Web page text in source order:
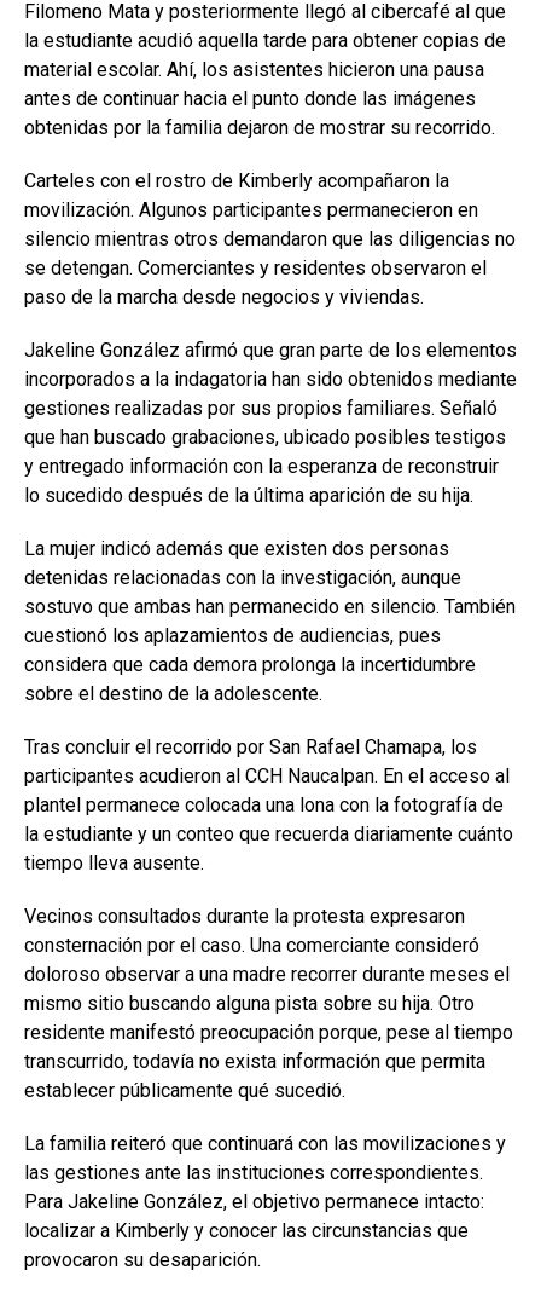
Filomeno Mata y posteriormente llegó al cibercafé al que
la estudiante acudió aquella tarde para obtener copias de
material escolar. Ahí, los asistentes hicieron una pausa
antes de continuar hacia el punto donde las imágenes
obtenidas por la familia dejaron de mostrar su recorrido.
Carteles con el rostro de Kimberly acompañaron la
movilización. Algunos participantes permanecieron en
silencio mientras otros demandaron que las diligencias no
se detengan. Comerciantes y residentes observaron el
paso de la marcha desde negocios y viviendas.
Jakeline González afirmó que gran parte de los elementos
incorporados a la indagatoria han sido obtenidos mediante
gestiones realizadas por sus propios familiares. Señaló
que han buscado grabaciones, ubicado posibles testigos
y entregado información con la esperanza de reconstruir
lo sucedido después de la última aparición de su hija.
La mujer indicó además que existen dos personas
detenidas relacionadas con la investigación, aunque
sostuvo que ambas han permanecido en silencio. También
cuestionó los aplazamientos de audiencias, pues
considera que cada demora prolonga la incertidumbre
sobre el destino de la adolescente.
Tras concluir el recorrido por San Rafael Chamapa, los
participantes acudieron al CCH Naucalpan. En el acceso al
plantel permanece colocada una lona con la fotografía de
la estudiante y un conteo que recuerda diariamente cuánto
tiempo lleva ausente.
Vecinos consultados durante la protesta expresaron
consternación por el caso. Una comerciante consideró
doloroso observar a una madre recorrer durante meses el
mismo sitio buscando alguna pista sobre su hija. Otro
residente manifestó preocupación porque, pese al tiempo
transcurrido, todavía no exista información que permita
establecer públicamente qué sucedió.
La familia reiteró que continuará con las movilizaciones y
las gestiones ante las instituciones correspondientes.
Para Jakeline González, el objetivo permanece intacto:
localizar a Kimberly y conocer las circunstancias que
provocaron su desaparición.